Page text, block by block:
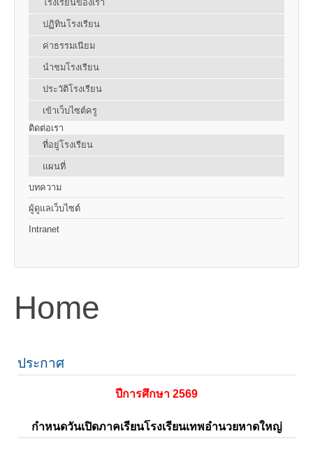
โรงเรียนของเรา
ปฏิทินโรงเรียน
ค่าธรรมเนียม
นำชมโรงเรียน
ประวัติโรงเรียน
เข้าเว็บไซต์ครู
ติดต่อเรา
ที่อยู่โรงเรียน
แผนที่
บทความ
ผู้ดูแลเว็บไซต์
Intranet
Home
ประกาศ
ปีการศึกษา 2569
กำหนดวันเปิดภาคเรียนโรงเรียนเทพอำนวยหาดใหญ่